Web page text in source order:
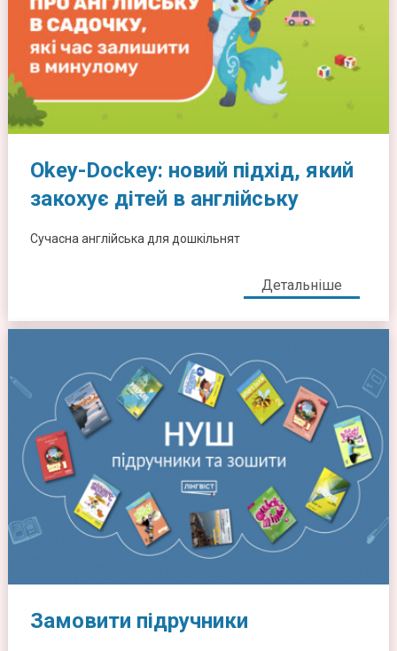
Okey-Dockey: новий підхід, який
закохує дітей в англійську
Сучасна англійська для дошкільнят
Детальніше
Замовити підручники